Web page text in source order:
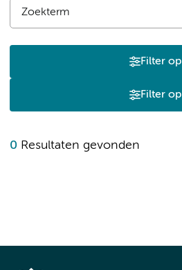
Filter op
Filter op
0 Resultaten gevonden